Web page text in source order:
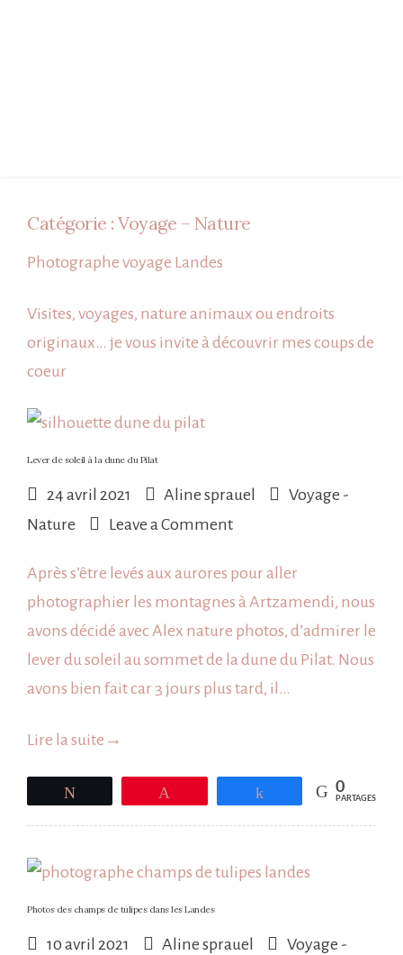
Catégorie : Voyage – Nature
Photographe voyage Landes
Visites, voyages, nature animaux ou endroits
originaux… je vous invite à découvrir mes coups de
coeur
Lever de soleil à la dune du Pilat
24 avril 2021 Aline sprauel
Voyage -
Nature
Leave a Commenton
de
soleil
à
la
dune
Après s’être levés aux aurores pour aller
photographier les montagnes à Artzamendi, nous
avons décidé avec Alex nature photos, d’admirer le
lever du soleil au sommet de la dune du Pilat. Nous
avons bien fait car 3 jours plus tard, il…
Lire la suite →
Partagez 0
PARTAGES
Photos des champs de tulipes dans les Landes
10 avril 2021 Aline sprauel
Voyage -